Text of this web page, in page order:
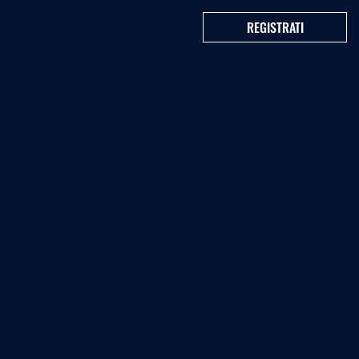
REGISTRATI